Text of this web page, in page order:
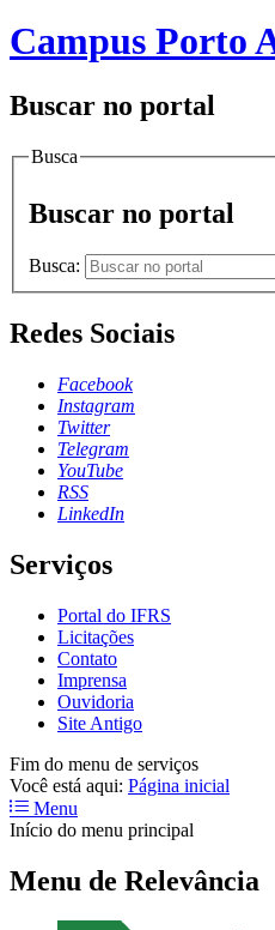
Campus Porto
Buscar no portal
Busca
Buscar no portal
Busca:
Redes Sociais
Facebook
Instagram
Twitter
Telegram
YouTube
RSS
LinkedIn
Serviços
Portal do IFRS
Licitações
Contato
Imprensa
Ouvidoria
Site Antigo
Fim do menu de serviços
Você está aqui: Página inicial
Menu
Início do menu principal
Menu de Relevância